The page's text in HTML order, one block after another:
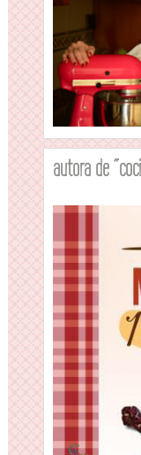
autora de